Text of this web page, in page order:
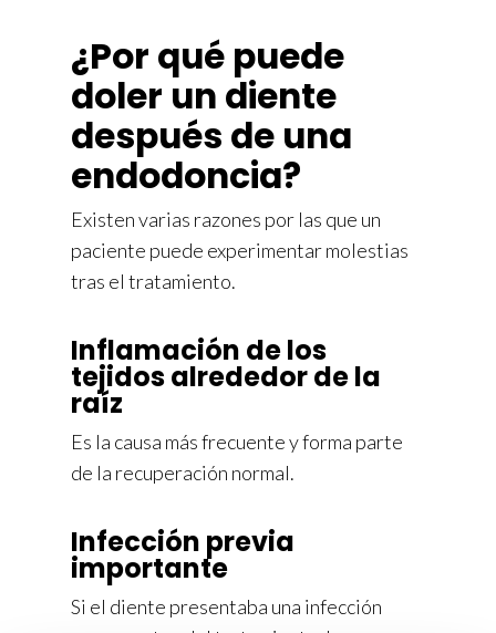
¿Por qué puede
doler un diente
después de una
endodoncia?
Existen varias razones por las que un
paciente puede experimentar molestias
tras el tratamiento.
Inflamación de los
tejidos alrededor de la
raíz
Es la causa más frecuente y forma parte
de la recuperación normal.
Infección previa
importante
Si el diente presentaba una infección